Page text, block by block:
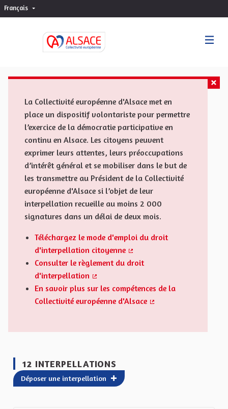
Français Choisir la langue
La Collectivité européenne d'Alsace met en
place un dispositif volontariste pour permettre
l’exercice de la démocratie participative en
continu en Alsace. Les citoyens peuvent
exprimer leurs attentes, leurs préoccupations
d’intérêt général et se mobiliser dans le but de
les transmettre au Président de la Collectivité
européenne d'Alsace si l’objet de leur
interpellation recueille au moins 2 000
signatures dans un délai de deux mois.
Téléchargez le mode d'emploi du droit
d'interpellation citoyenne
(Lien externe)
Consulter le règlement du droit
d'interpellation
(Lien externe)
En savoir plus sur les compétences de la
Collectivité européenne d'Alsace
12 INTERPELLATIONS
Déposer une interpellation